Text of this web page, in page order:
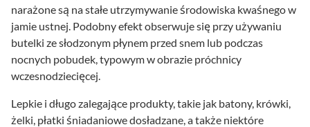
narażone są na stałe utrzymywanie środowiska kwaśnego w
jamie ustnej. Podobny efekt obserwuje się przy używaniu
butelki ze słodzonym płynem przed snem lub podczas
nocnych pobudek, typowym w obrazie próchnicy
wczesnodziecięcej.
Lepkie i długo zalegające produkty, takie jak batony, krówki,
żelki, płatki śniadaniowe dosładzane, a także niektóre